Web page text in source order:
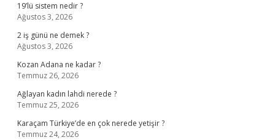
19’lü sistem nedir ?
Ağustos 3, 2026
2 iş günü ne demek ?
Ağustos 3, 2026
Kozan Adana ne kadar ?
Temmuz 26, 2026
Ağlayan kadın lahdi nerede ?
Temmuz 25, 2026
Karaçam Türkiye’de en çok nerede yetişir ?
Temmuz 24, 2026